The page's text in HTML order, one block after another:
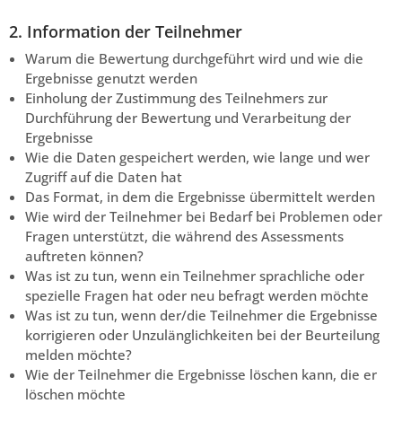
2. Information der Teilnehmer
Warum die Bewertung durchgeführt wird und wie die
Ergebnisse genutzt werden
Einholung der Zustimmung des Teilnehmers zur
Durchführung der Bewertung und Verarbeitung der
Ergebnisse
Wie die Daten gespeichert werden, wie lange und wer
Zugriff auf die Daten hat
Das Format, in dem die Ergebnisse übermittelt werden
Wie wird der Teilnehmer bei Bedarf bei Problemen oder
Fragen unterstützt, die während des Assessments
auftreten können?
Was ist zu tun, wenn ein Teilnehmer sprachliche oder
spezielle Fragen hat oder neu befragt werden möchte
Was ist zu tun, wenn der/die Teilnehmer die Ergebnisse
korrigieren oder Unzulänglichkeiten bei der Beurteilung
melden möchte?
Wie der Teilnehmer die Ergebnisse löschen kann, die er
löschen möchte